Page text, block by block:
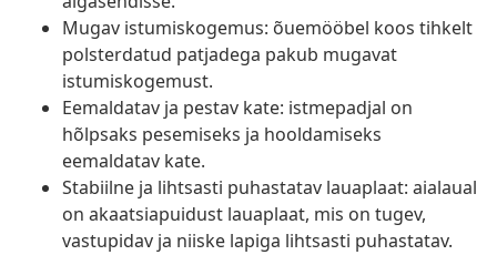
Mugav istumiskogemus: õuemööbel koos tihkelt
polsterdatud patjadega pakub mugavat
istumiskogemust.
Eemaldatav ja pestav kate: istmepadjal on
hõlpsaks pesemiseks ja hooldamiseks
eemaldatav kate.
Stabiilne ja lihtsasti puhastatav lauaplaat: aialaual
on akaatsiapuidust lauaplaat, mis on tugev,
vastupidav ja niiske lapiga lihtsasti puhastatav.